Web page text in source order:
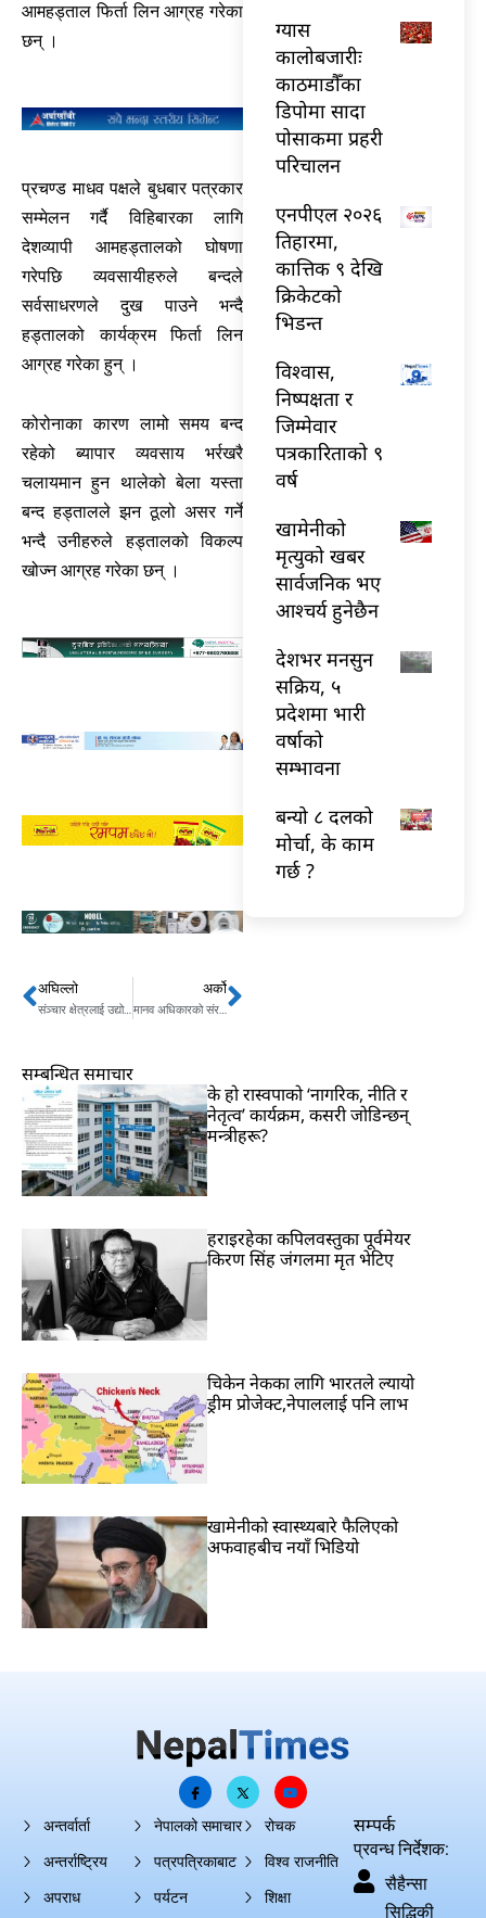
आमहड्ताल फिर्ता लिन आग्रह गरेका
छन् ।
प्रचण्ड माधव पक्षले बुधबार पत्रकार
सम्मेलन गर्दै विहिबारका लागि
देशव्यापी आमहड्तालको घोषणा
गरेपछि व्यवसायीहरुले बन्दले
सर्वसाधरणले दुख पाउने भन्दै
हड्तालको कार्यक्रम फिर्ता लिन
आग्रह गरेका हुन् ।
कोरोनाका कारण लामो समय बन्द
रहेको ब्यापार व्यवसाय भर्रखरै
चलायमान हुन थालेको बेला यस्ता
बन्द हड्तालले झन ठूलो असर गर्ने
भन्दै उनीहरुले हड्तालको विकल्प
खोज्न आग्रह गरेका छन् ।
Prev
अघिल्लो
संञ्चार क्षेत्रलाई उद्योग सरह मान्यता दिलाउन पहल गरिदिन मिडिया एलाइन्सको आग्रह
अर्को
मानव अधिकारको संरक्षणमा लागिरहन्छु : नवनियुक्त अध्यक्ष मगरNext
ग्यास
कालोबजारीः
काठमाडौँका
डिपोमा सादा
पोसाकमा प्रहरी
परिचालन
एनपीएल २०२६
तिहारमा,
कात्तिक ९ देखि
क्रिकेटको
भिडन्त
विश्वास,
निष्पक्षता र
जिम्मेवार
पत्रकारिताको ९
वर्ष
खामेनीको
मृत्युको खबर
सार्वजनिक भए
आश्चर्य हुनेछैन
देशभर मनसुन
सक्रिय, ५
प्रदेशमा भारी
वर्षाको
सम्भावना
बन्यो ८ दलको
मोर्चा, के काम
गर्छ ?
सम्बन्धित समाचार
के हो रास्वपाको ‘नागरिक, नीति र
नेतृत्व’ कार्यक्रम, कसरी जोडिन्छन्
मन्त्रीहरू?
हराइरहेका कपिलवस्तुका पूर्वमेयर
किरण सिंह जंगलमा मृत भेटिए
चिकेन नेकका लागि भारतले ल्यायो
ड्रीम प्रोजेक्ट,नेपाललाई पनि लाभ
खामेनीको स्वास्थ्यबारे फैलिएको
अफवाहबीच नयाँ भिडियो
अन्तर्वार्ता
अन्तर्राष्ट्रिय
अपराध
नेपालको समाचार
पत्रपत्रिकाबाट
पर्यटन
रोचक
विश्व राजनीति
शिक्षा
सम्पर्क
प्रवन्ध निर्देशक:
सैहैन्सा
सिद्धिकी